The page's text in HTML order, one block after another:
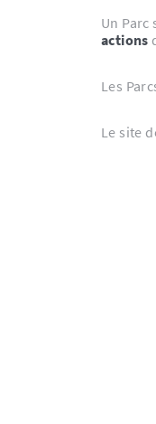
Un Parc
actions
Les
Le site